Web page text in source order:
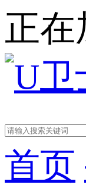
正在
首页